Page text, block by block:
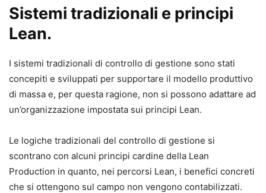
Sistemi tradizionali e principi
Lean.
I sistemi tradizionali di controllo di gestione sono stati
concepiti e sviluppati per supportare il modello produttivo
di massa e, per questa ragione, non si possono adattare ad
un’organizzazione impostata sui principi Lean.
Le logiche tradizionali del controllo di gestione si
scontrano con alcuni principi cardine della Lean
Production in quanto, nei percorsi Lean, i benefici concreti
che si ottengono sul campo non vengono contabilizzati.